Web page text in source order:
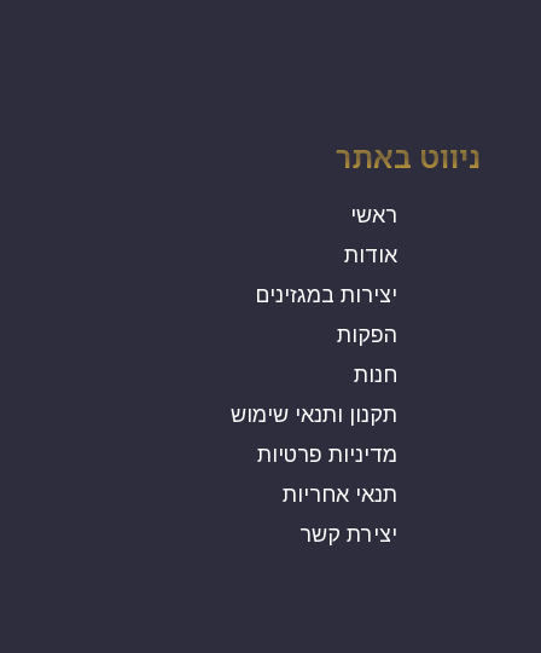
ניווט באתר
ראשי
אודות
יצירות במגזינים
הפקות
חנות
תקנון ותנאי שימוש
מדיניות פרטיות
תנאי אחריות
יצירת קשר